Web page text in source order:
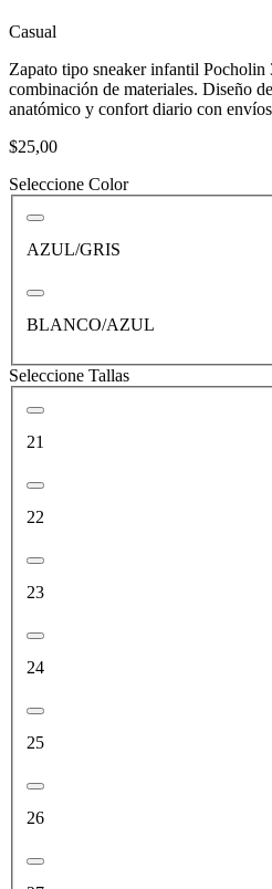
Casual
Zapato tipo sneaker infantil
combinación de materiales. Diseño
anatómico y confort diario con
$25,00
Seleccione Color
AZUL/GRIS
BLANCO/AZUL
Seleccione Tallas
21
22
23
24
25
26